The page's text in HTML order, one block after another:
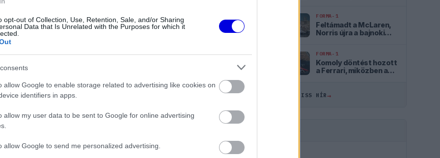
opt-out of Collection, Use, Retention, Sale, and/or Sharing
Data that Is Unrelated with the Purposes for which it
allow Google to enable storage related to advertising like cookies on
identifiers in apps.
allow my user data to be sent to Google for online advertising
allow Google to send me personalized advertising.
is.
küzd 09:54
Bullnál elmaradtak a győzelmek
George Russell?
adnia Verstappennek 08:19
FORMA-1
Feltámadt a McLaren,
Norris újra a bajnoki
FORMA-1
Komoly döntést hozott
a Ferrari, miközben a
ÖSSZES FRISS HÍR→
HIRDETÉS